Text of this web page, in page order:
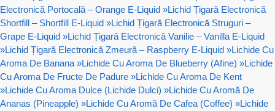
Electronică Portocală – Orange E-Liquid »Lichid Țigară Electronică
Shortfill – Shortfill E-Liquid »Lichid Țigară Electronică Struguri –
Grape E-Liquid »Lichid Țigară Electronică Vanilie – Vanilla E-Liquid
»Lichid Țigară Electronică Zmeură – Raspberry E-Liquid »Lichide Cu
Aroma De Banana »Lichide Cu Aroma De Blueberry (Afine) »Lichide
Cu Aroma De Fructe De Padure »Lichide Cu Aroma De Kent
»Lichide Cu Aroma Dulce (Lichide Dulci) »Lichide Cu Aromă De
Ananas (Pineapple) »Lichide Cu Aromă De Cafea (Coffee) »Lichide